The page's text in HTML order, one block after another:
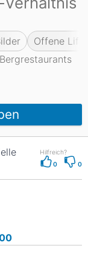
Offene
Bergrestaurants
Hilfreich?
0
0